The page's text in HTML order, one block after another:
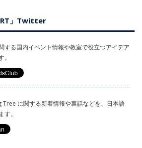
」Twitter
する国内イベント情報や教室で役立つアイデア
に関する新着情報や裏話などを、日本語
。